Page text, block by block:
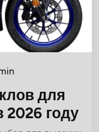
для
2026 году